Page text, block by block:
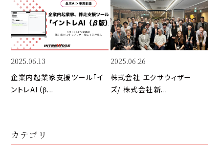
Li
n
k
b
o
o
d
I
n
2025.06.13
企業内起業家支援ツール「イ
ントレAI（β...
2025.06.26
株式会社 エクサウィザー
ズ/ 株式会社新...
カテゴリ